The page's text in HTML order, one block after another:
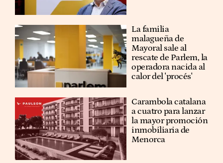
La familia
malagueña de
Mayoral sale al
rescate de Parlem, la
operadora nacida al
calor del 'procés'
Carambola catalana
a cuatro para lanzar
la mayor promoción
inmobiliaria de
Menorca